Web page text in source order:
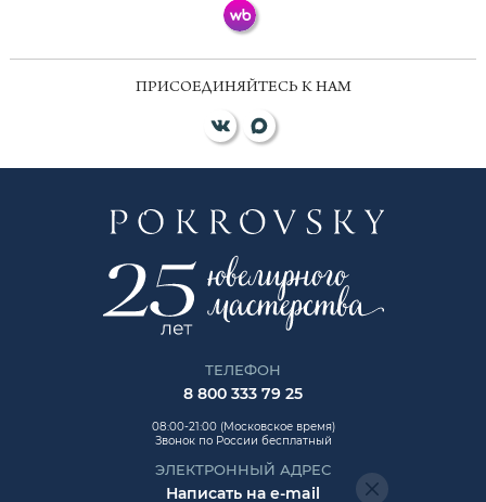
ПРИСОЕДИНЯЙТЕСЬ К НАМ
ТЕЛЕФОН
8 800 333 79 25
08:00-21:00 (Московское время)
Звонок по России бесплатный
ЭЛЕКТРОННЫЙ АДРЕС
Написать на e-mail